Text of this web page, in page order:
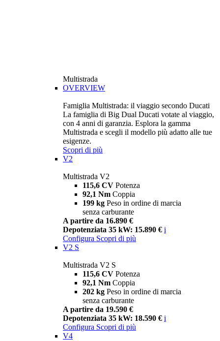
Multistrada
OVERVIEW
Famiglia Multistrada: il viaggio secondo Ducati
La famiglia di Big Dual Ducati votate al viaggio,
con 4 anni di garanzia. Esplora la gamma
Multistrada e scegli il modello più adatto alle tue
esigenze.
Scopri di più
V2
Multistrada V2
115,6 CV Potenza
92,1 Nm Coppia
199 kg Peso in ordine di marcia
senza carburante
A partire da 16.890 €
Depotenziata 35 kW: 15.890 € i
Configura Scopri di più
V2 S
Multistrada V2 S
115,6 CV Potenza
92,1 Nm Coppia
202 kg Peso in ordine di marcia
senza carburante
A partire da 19.590 €
Depotenziata 35 kW: 18.590 € i
Configura Scopri di più
V4